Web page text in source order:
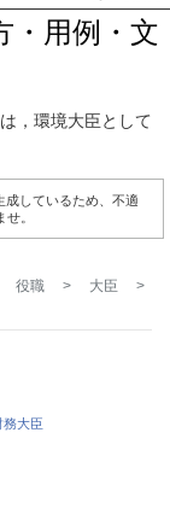
・用例・文
，環境大臣として
成しているため、不適
。
役職 > 大臣
>
務大臣